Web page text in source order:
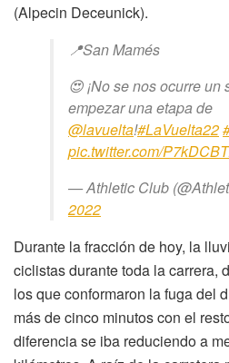
(Alpecin Deceunick).
📍San Mamés
😍 ¡No se nos ocurre un
empezar una etapa de
@lavuelta!#LaVuelta22
pic.twitter.com/
— Athletic Club
2022
Durante la fracción de hoy, la
ciclistas durante toda la carrera,
los que conformaron la fuga del
más de cinco minutos con el
diferencia se iba reduciendo a